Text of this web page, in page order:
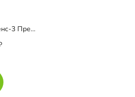
Распашной шкаф Салленс-3 Премиум